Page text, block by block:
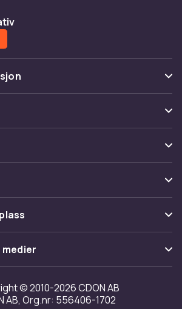
medier
© 2010-2026 CDON AB
AB, Org.nr: 556406-1702